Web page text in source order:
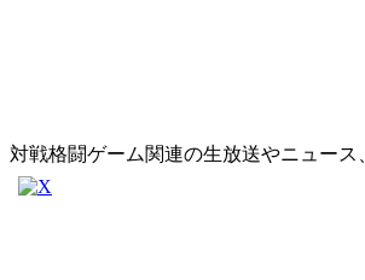
対戦格闘ゲーム関連の生放送やニュー